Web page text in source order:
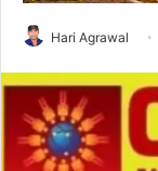
Hari Agrawal